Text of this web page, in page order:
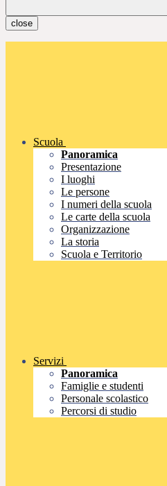
close
Scuola
Panoramica
Presentazione
I luoghi
Le persone
I numeri della scuola
Le carte della scuola
Organizzazione
La storia
Scuola e Territorio
Servizi
Panoramica
Famiglie e studenti
Personale scolastico
Percorsi di studio